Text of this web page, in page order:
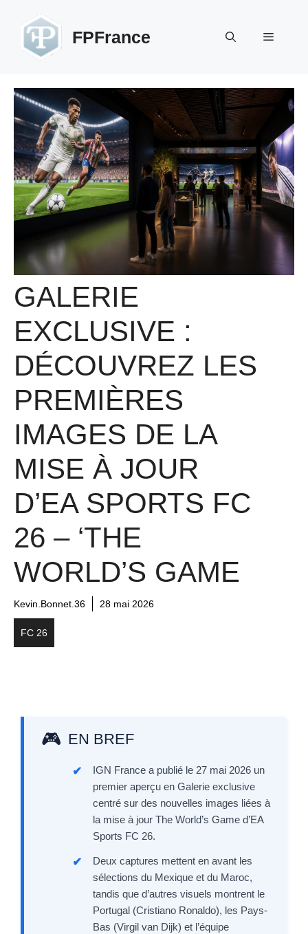
contenu
FPFrance Menu
GALERIE
EXCLUSIVE :
DÉCOUVREZ LES
PREMIÈRES
IMAGES DE LA
MISE À JOUR
D’EA SPORTS FC
26 – ‘THE
WORLD’S GAME
Kevin.Bonnet.36 28 mai 2026
FC 26
EN BREF
IGN France a publié le 27 mai 2026 un
premier aperçu en Galerie exclusive
centré sur des nouvelles images liées à
la mise à jour The World’s Game d’EA
Sports FC 26.
Deux captures mettent en avant les
sélections du Mexique et du Maroc,
tandis que d’autres visuels montrent le
Portugal (Cristiano Ronaldo), les Pays-
Bas (Virgil van Dijk) et l’équipe